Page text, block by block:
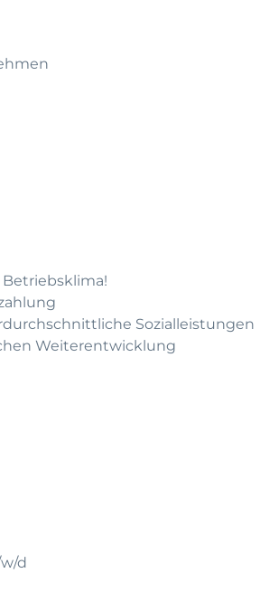
Sozialleistungen
Weiterentwicklung
d